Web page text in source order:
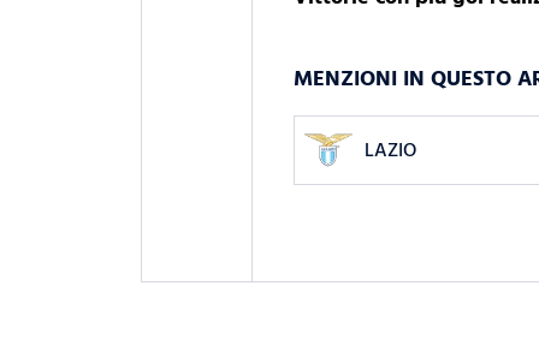
MENZIONI IN QUESTO
LAZIO